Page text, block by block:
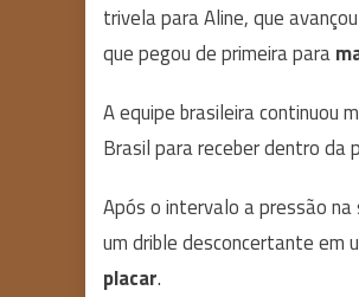
trivela para Aline, que
que pegou de primeira para
A equipe brasileira continuou
Brasil para receber dentro da
Após o intervalo a pressão na
um drible desconcertante em
placar.